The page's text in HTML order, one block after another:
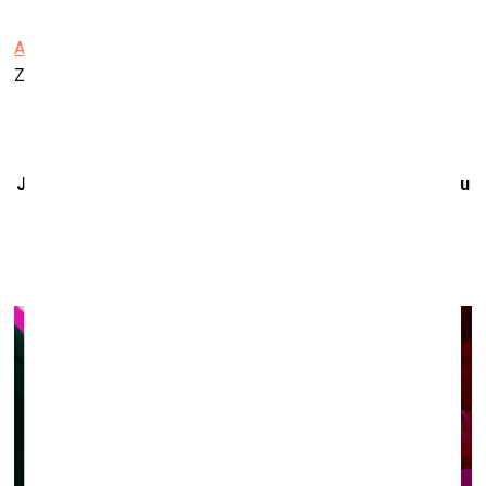
Aspazijas māja
Z.Meierovica prospekts 18/20, Jūrmala
Jauno mediju mākslas performanču un radošo darbnīcu